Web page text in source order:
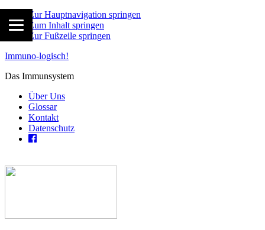
Zur Hauptnavigation springen
Zum Inhalt springen
Zur Fußzeile springen
Immuno-logisch!
Das Immunsystem
Über Uns
Glossar
Kontakt
Datenschutz